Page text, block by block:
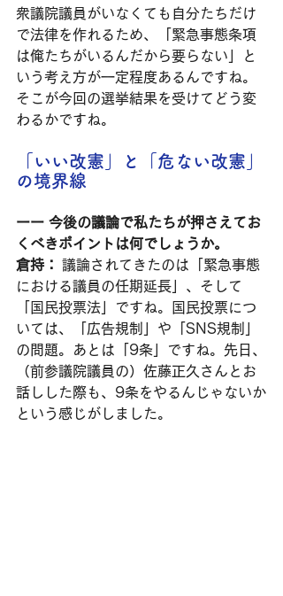
衆議院議員がいなくても自分たちだけ
で法律を作れるため、「緊急事態条項
は俺たちがいるんだから要らない」と
いう考え方が一定程度あるんですね。
そこが今回の選挙結果を受けてどう変
わるかですね。
「いい改憲」と「危ない改憲」
の境界線
ーー 今後の議論で私たちが押さえてお
くべきポイントは何でしょうか。
倉持：
議論されてきたのは「緊急事態
における議員の任期延長」、そして
「国民投票法」ですね。国民投票につ
いては、「広告規制」や「SNS規制」
の問題。あとは「9条」ですね。先日、
（前参議院議員の）佐藤正久さんとお
話しした際も、9条をやるんじゃないか
という感じがしました。